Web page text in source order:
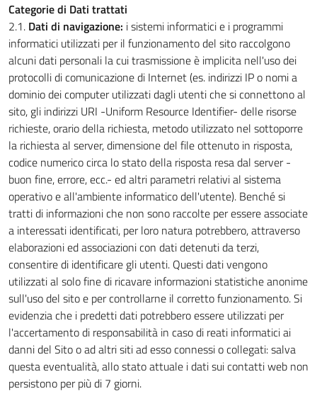
Categorie di Dati trattati
2.1. Dati di navigazione: i sistemi informatici e i programmi
informatici utilizzati per il funzionamento del sito raccolgono
alcuni dati personali la cui trasmissione è implicita nell'uso dei
protocolli di comunicazione di Internet (es. indirizzi IP o nomi a
dominio dei computer utilizzati dagli utenti che si connettono al
sito, gli indirizzi URI -Uniform Resource Identifier- delle risorse
richieste, orario della richiesta, metodo utilizzato nel sottoporre
la richiesta al server, dimensione del file ottenuto in risposta,
codice numerico circa lo stato della risposta resa dal server -
buon fine, errore, ecc.- ed altri parametri relativi al sistema
operativo e all'ambiente informatico dell'utente). Benché si
tratti di informazioni che non sono raccolte per essere associate
a interessati identificati, per loro natura potrebbero, attraverso
elaborazioni ed associazioni con dati detenuti da terzi,
consentire di identificare gli utenti. Questi dati vengono
utilizzati al solo fine di ricavare informazioni statistiche anonime
sull'uso del sito e per controllarne il corretto funzionamento. Si
evidenzia che i predetti dati potrebbero essere utilizzati per
l'accertamento di responsabilità in caso di reati informatici ai
danni del Sito o ad altri siti ad esso connessi o collegati: salva
questa eventualità, allo stato attuale i dati sui contatti web non
persistono per più di 7 giorni.